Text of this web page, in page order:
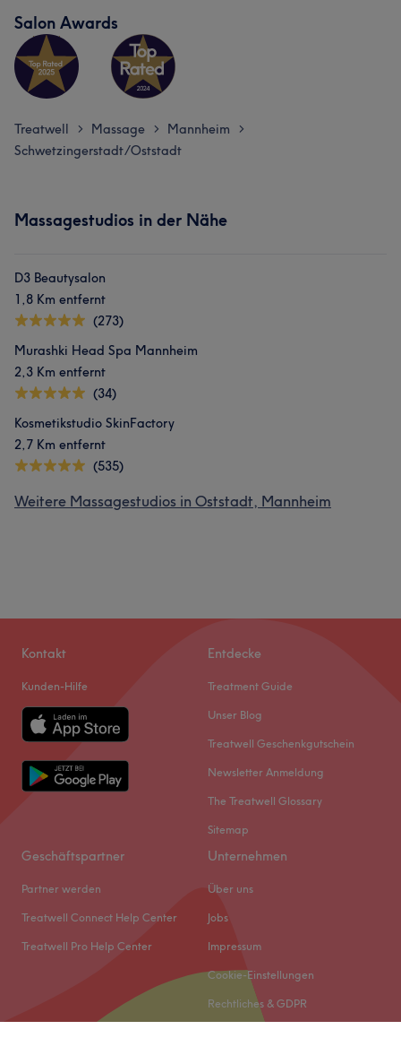
Salon Awards
Treatwell > Massage > Mannheim >
Schwetzingerstadt/Oststadt
Massagestudios in der Nähe
D3 Beautysalon
1,8 Km entfernt
(273)
Murashki Head Spa Mannheim
2,3 Km entfernt
(34)
Kosmetikstudio SkinFactory
2,7 Km entfernt
(535)
Weitere Massagestudios in Oststadt, Mannheim
Kontakt
Kunden-Hilfe
Entdecke
Treatment Guide
Unser Blog
Treatwell Geschenkgutschein
Newsletter Anmeldung
The Treatwell Glossary
Sitemap
Geschäftspartner
Partner werden
Treatwell Connect Help Center
Treatwell Pro Help Center
Unternehmen
Über uns
Jobs
Impressum
Cookie-Einstellungen
Rechtliches & GDPR